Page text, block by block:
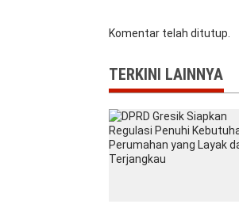
Komentar telah ditutup.
TERKINI LAINNYA